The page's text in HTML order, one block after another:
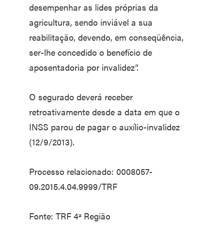
desempenhar as lides próprias da
agricultura, sendo inviável a sua
reabilitação, devendo, em conseqüência,
ser-lhe concedido o benefício de
aposentadoria por invalidez”.
O segurado deverá receber
retroativamente desde a data em que o
INSS parou de pagar o auxílio-invalidez
(12/9/2013).
Processo relacionado: 0008057-
09.2015.4.04.9999/TRF
Fonte: TRF 4ª Região